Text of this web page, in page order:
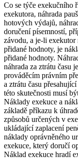
Co se týče exekučního
exekutora, náhrada
hotových výdajů,
doručení písemností,
závodu, a je-li exekutor
přidané hodnoty, je
přidané hodnoty.
náhrada za ztrátu času
prováděcím právním
a ztrátu času
této skutečnosti musí
Náklady exekuce a
základě příkazu k
způsobů určených v
ukládající zaplacení
náklady oprávněného
exekuce, který doručí
Náklad exekuce hradí